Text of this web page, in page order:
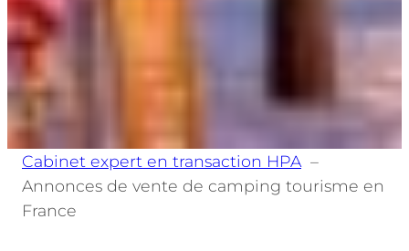
Cabinet expert en transaction HPA
Annonces de vente de camping tourisme en
France